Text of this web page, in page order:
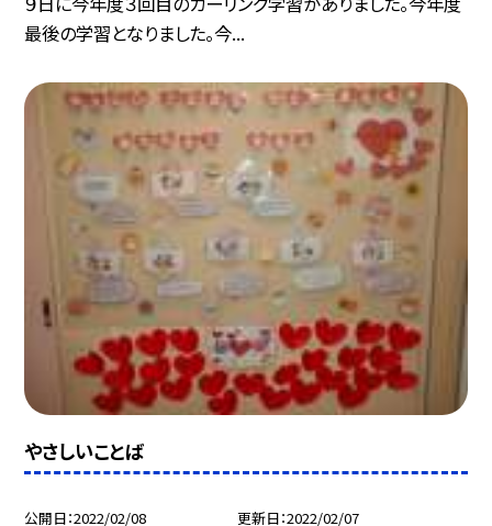
最後の学習となりました。今...
やさしいことば
公開日 2022/02/08 更新日 2022/02/07